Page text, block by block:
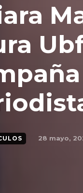
28 mayo,